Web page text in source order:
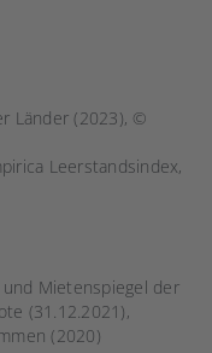
Länder (2023), ©
Leerstandsindex,
und Mietenspiegel der
(31.12.2021),
(2020)